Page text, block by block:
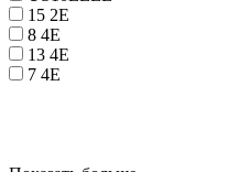
15 2E
8 4E
13 4E
7 4E